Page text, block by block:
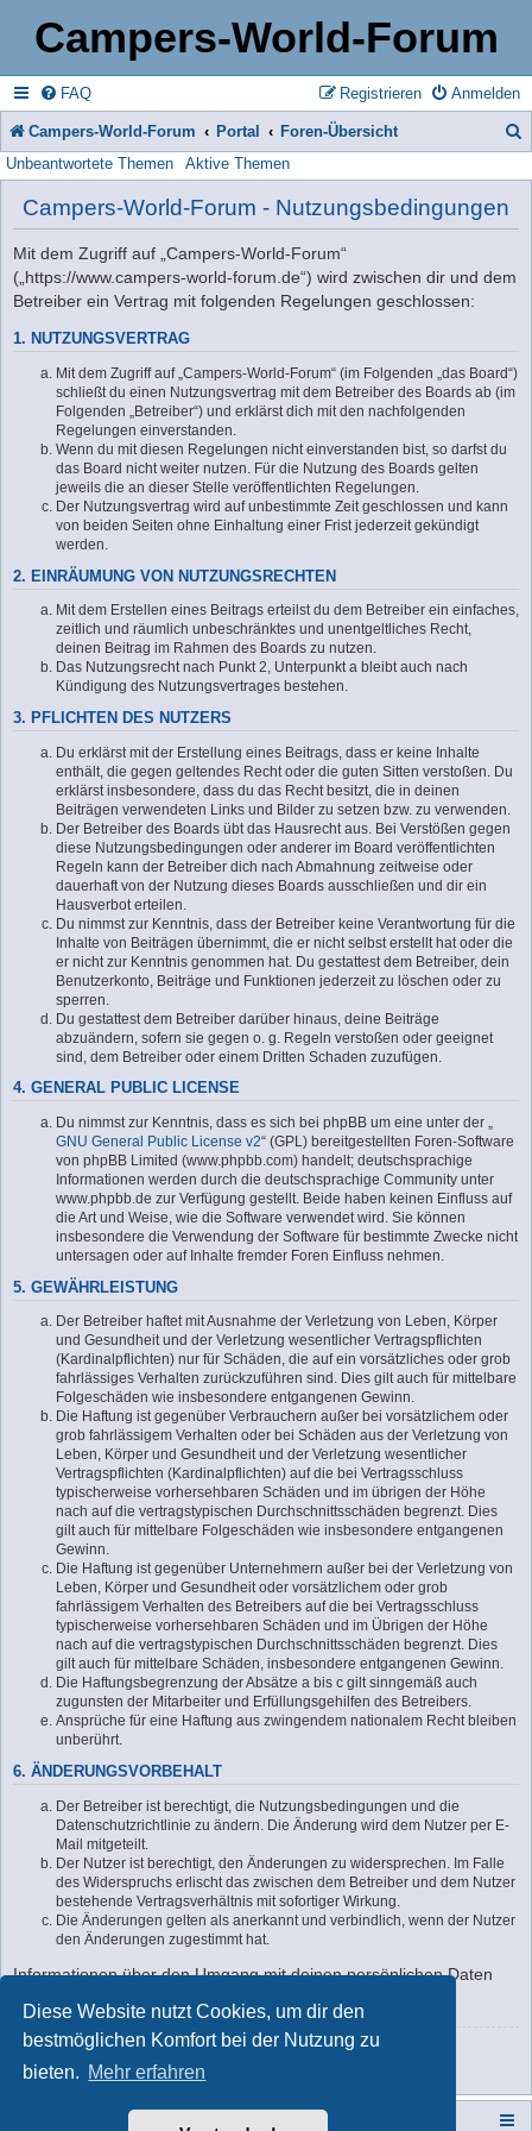
Diese Website nutzt Cookies, um dir den
bestmöglichen Komfort bei der Nutzung zu
bieten. Mehr erfahren
Campers-World-Forum
FAQ Anmelden
Registrieren
Campers-World-Forum Portal Foren-Übersicht
Unbeantwortete Themen Aktive Themen
Campers-World-Forum - Nutzungsbedingungen
Mit dem Zugriff auf „Campers-World-Forum“
(„https://www.campers-world-forum.de“) wird zwischen dir und dem
Betreiber ein Vertrag mit folgenden Regelungen geschlossen:
1. NUTZUNGSVERTRAG
Mit dem Zugriff auf „Campers-World-Forum“ (im Folgenden „das Board“)
schließt du einen Nutzungsvertrag mit dem Betreiber des Boards ab (im
Folgenden „Betreiber“) und erklärst dich mit den nachfolgenden
Regelungen einverstanden.
Wenn du mit diesen Regelungen nicht einverstanden bist, so darfst du
das Board nicht weiter nutzen. Für die Nutzung des Boards gelten
jeweils die an dieser Stelle veröffentlichten Regelungen.
Der Nutzungsvertrag wird auf unbestimmte Zeit geschlossen und kann
von beiden Seiten ohne Einhaltung einer Frist jederzeit gekündigt
werden.
2. EINRÄUMUNG VON NUTZUNGSRECHTEN
Mit dem Erstellen eines Beitrags erteilst du dem Betreiber ein einfaches,
zeitlich und räumlich unbeschränktes und unentgeltliches Recht,
deinen Beitrag im Rahmen des Boards zu nutzen.
Das Nutzungsrecht nach Punkt 2, Unterpunkt a bleibt auch nach
Kündigung des Nutzungsvertrages bestehen.
3. PFLICHTEN DES NUTZERS
Du erklärst mit der Erstellung eines Beitrags, dass er keine Inhalte
enthält, die gegen geltendes Recht oder die guten Sitten verstoßen. Du
erklärst insbesondere, dass du das Recht besitzt, die in deinen
Beiträgen verwendeten Links und Bilder zu setzen bzw. zu verwenden.
Der Betreiber des Boards übt das Hausrecht aus. Bei Verstößen gegen
diese Nutzungsbedingungen oder anderer im Board veröffentlichten
Regeln kann der Betreiber dich nach Abmahnung zeitweise oder
dauerhaft von der Nutzung dieses Boards ausschließen und dir ein
Hausverbot erteilen.
Du nimmst zur Kenntnis, dass der Betreiber keine Verantwortung für die
Inhalte von Beiträgen übernimmt, die er nicht selbst erstellt hat oder die
er nicht zur Kenntnis genommen hat. Du gestattest dem Betreiber, dein
Benutzerkonto, Beiträge und Funktionen jederzeit zu löschen oder zu
sperren.
Du gestattest dem Betreiber darüber hinaus, deine Beiträge
abzuändern, sofern sie gegen o. g. Regeln verstoßen oder geeignet
sind, dem Betreiber oder einem Dritten Schaden zuzufügen.
4. GENERAL PUBLIC LICENSE
Du nimmst zur Kenntnis, dass es sich bei phpBB um eine unter der „
GNU General Public License v2“ (GPL) bereitgestellten Foren-Software
von phpBB Limited (www.phpbb.com) handelt; deutschsprachige
Informationen werden durch die deutschsprachige Community unter
www.phpbb.de zur Verfügung gestellt. Beide haben keinen Einfluss auf
die Art und Weise, wie die Software verwendet wird. Sie können
insbesondere die Verwendung der Software für bestimmte Zwecke nicht
untersagen oder auf Inhalte fremder Foren Einfluss nehmen.
5. GEWÄHRLEISTUNG
Der Betreiber haftet mit Ausnahme der Verletzung von Leben, Körper
und Gesundheit und der Verletzung wesentlicher Vertragspflichten
(Kardinalpflichten) nur für Schäden, die auf ein vorsätzliches oder grob
fahrlässiges Verhalten zurückzuführen sind. Dies gilt auch für mittelbare
Folgeschäden wie insbesondere entgangenen Gewinn.
Die Haftung ist gegenüber Verbrauchern außer bei vorsätzlichem oder
grob fahrlässigem Verhalten oder bei Schäden aus der Verletzung von
Leben, Körper und Gesundheit und der Verletzung wesentlicher
Vertragspflichten (Kardinalpflichten) auf die bei Vertragsschluss
typischerweise vorhersehbaren Schäden und im übrigen der Höhe
nach auf die vertragstypischen Durchschnittsschäden begrenzt. Dies
gilt auch für mittelbare Folgeschäden wie insbesondere entgangenen
Gewinn.
Die Haftung ist gegenüber Unternehmern außer bei der Verletzung von
Leben, Körper und Gesundheit oder vorsätzlichem oder grob
fahrlässigem Verhalten des Betreibers auf die bei Vertragsschluss
typischerweise vorhersehbaren Schäden und im Übrigen der Höhe
nach auf die vertragstypischen Durchschnittsschäden begrenzt. Dies
gilt auch für mittelbare Schäden, insbesondere entgangenen Gewinn.
Die Haftungsbegrenzung der Absätze a bis c gilt sinngemäß auch
zugunsten der Mitarbeiter und Erfüllungsgehilfen des Betreibers.
Ansprüche für eine Haftung aus zwingendem nationalem Recht bleiben
unberührt.
6. ÄNDERUNGSVORBEHALT
Der Betreiber ist berechtigt, die Nutzungsbedingungen und die
Datenschutzrichtlinie zu ändern. Die Änderung wird dem Nutzer per E-
Mail mitgeteilt.
Der Nutzer ist berechtigt, den Änderungen zu widersprechen. Im Falle
des Widerspruchs erlischt das zwischen dem Betreiber und dem Nutzer
bestehende Vertragsverhältnis mit sofortiger Wirkung.
Die Änderungen gelten als anerkannt und verbindlich, wenn der Nutzer
den Änderungen zugestimmt hat.
Informationen über den Umgang mit deinen persönlichen Daten
Zurück zur Anmeldemaske